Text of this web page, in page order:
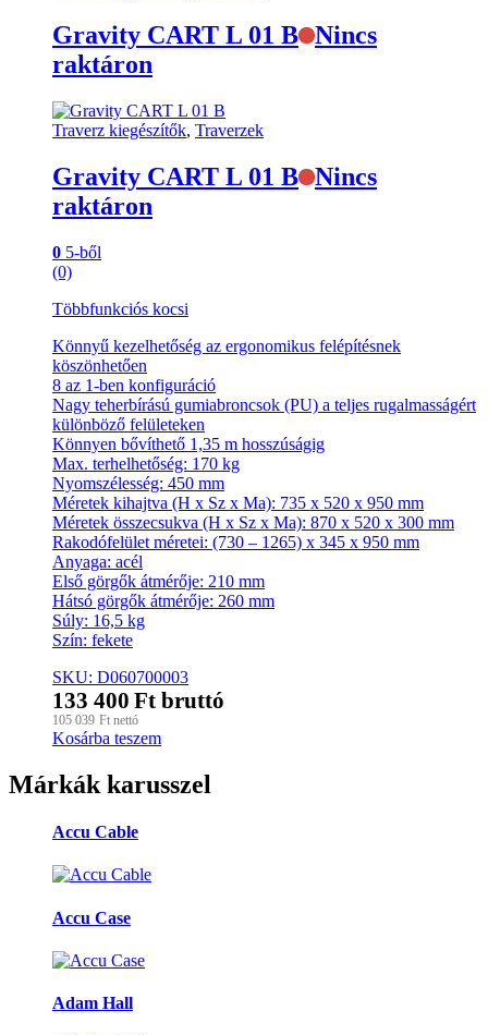
Gravity CART L 01 B Nincs
raktáron
Traverz kiegészítők, Traverzek
Gravity CART L 01 B Nincs
raktáron
0 5-ből
(0)
Többfunkciós kocsi
Könnyű kezelhetőség az ergonomikus felépítésnek
köszönhetően
8 az 1-ben konfiguráció
Nagy teherbírású gumiabroncsok (PU) a teljes rugalmasságért
különböző felületeken
Könnyen bővíthető 1,35 m hosszúságig
Max. terhelhetőség: 170 kg
Nyomszélesség: 450 mm
Méretek kihajtva (H x Sz x Ma): 735 x 520 x 950 mm
Méretek összecsukva (H x Sz x Ma): 870 x 520 x 300 mm
Rakodófelület méretei: (730 – 1265) x 345 x 950 mm
Anyaga: acél
Első görgők átmérője: 210 mm
Hátsó görgők átmérője: 260 mm
Súly: 16,5 kg
Szín: fekete
SKU: D060700003
133 400 Ft bruttó
105 039 Ft nettó
Kosárba teszem
Márkák karusszel
Accu Cable
Accu Case
Adam Hall